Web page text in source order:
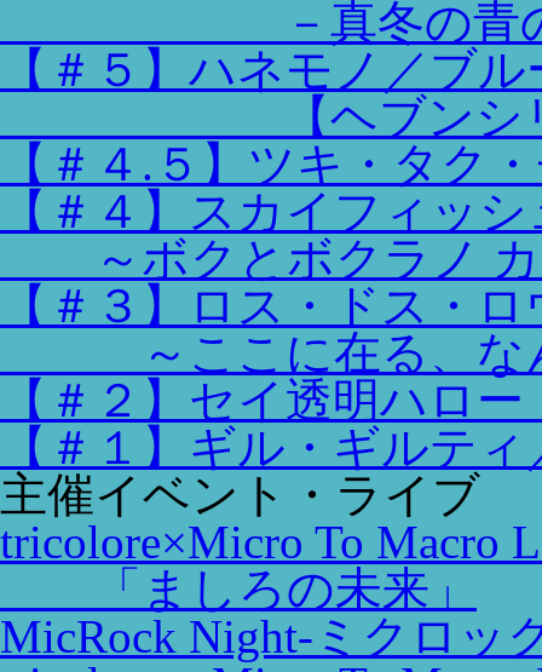
－真冬の青のキ
【＃５】ハネモノ／ブ
【ヘブンシリー
【＃４.５】ツキ・タ
【＃４】スカイフィッ
～ボクとボクラノ カ
【＃３】ロス・ドス・
～ここに在る、な
【＃２】セイ透明ハロ
【＃１】ギル・ギルテ
主催イベント・ライブ
tricolore×Micro To Macro
「ましろの未来」
MicRock Night-ミクロッ